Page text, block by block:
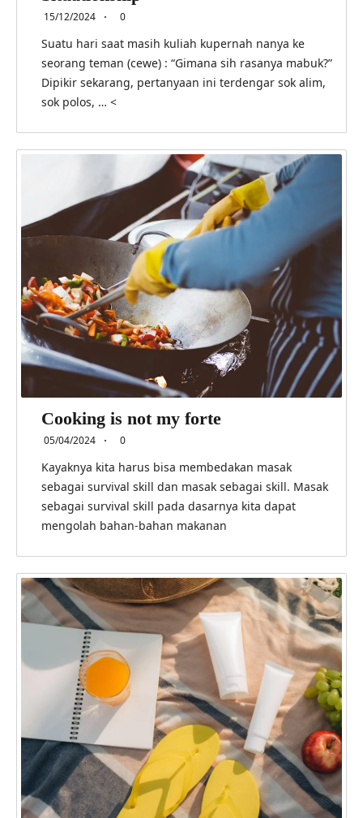
15/12/2024 0
Suatu hari saat masih kuliah kupernah nanya ke
seorang teman (cewe) : “Gimana sih rasanya mabuk?”
Dipikir sekarang, pertanyaan ini terdengar sok alim,
sok polos, … <
Cooking is not my forte
05/04/2024 0
Kayaknya kita harus bisa membedakan masak
sebagai survival skill dan masak sebagai skill. Masak
sebagai survival skill pada dasarnya kita dapat
mengolah bahan-bahan makanan